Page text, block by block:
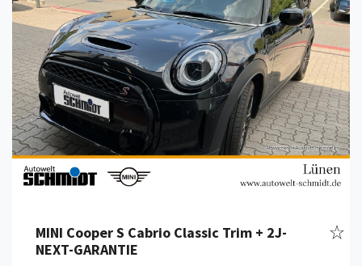
MINI Cooper S Cabrio Classic Trim + 2J-
NEXT-GARANTIE